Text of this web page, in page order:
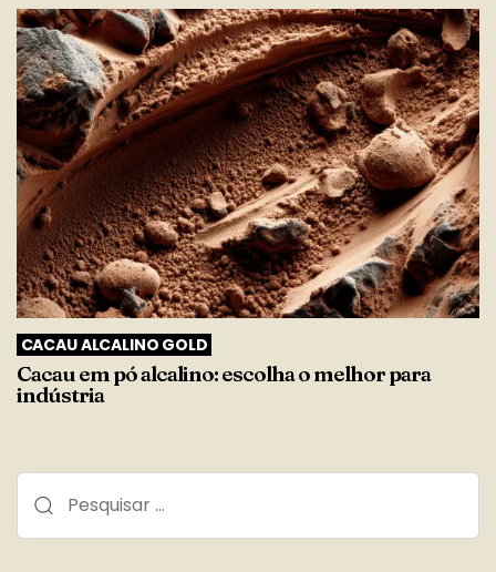
CACAU ALCALINO GOLD
Cacau em pó alcalino: escolha o melhor para
indústria